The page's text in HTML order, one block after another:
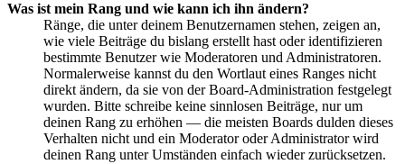
Was ist mein Rang und wie kann ich ihn ändern?
Ränge, die unter deinem Benutzernamen stehen, zeigen an,
wie viele Beiträge du bislang erstellt hast oder identifizieren
bestimmte Benutzer wie Moderatoren und Administratoren.
Normalerweise kannst du den Wortlaut eines Ranges nicht
direkt ändern, da sie von der Board-Administration festgelegt
wurden. Bitte schreibe keine sinnlosen Beiträge, nur um
deinen Rang zu erhöhen — die meisten Boards dulden dieses
Verhalten nicht und ein Moderator oder Administrator wird
deinen Rang unter Umständen einfach wieder zurücksetzen.